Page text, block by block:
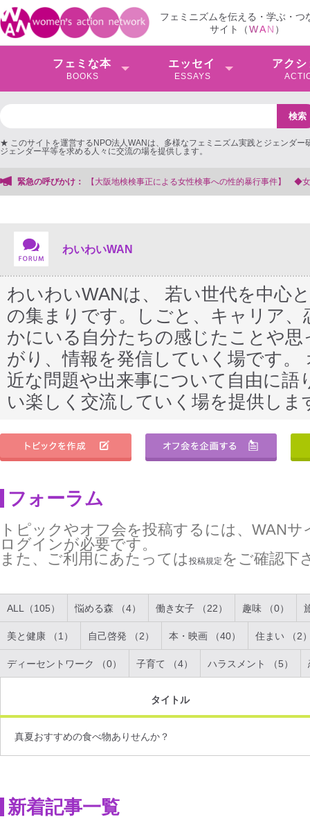
フェミニズムを伝える・学ぶ・つ
サイト（WAN ）
フェミな本
BOOKS
エッセイ
ESSAYS
アクシ
★ このサイトを運営するNPO法人WANは、多様なフェミニズム実践とジェンダー
ジェンダー平等を求める人々に交流の場を提供します。
緊急の呼びかけ：
大阪地検検事正による女性検事への性的暴行事件】 ◆女性検事を支援する会事
わいわいWAN
わいわいWANは、 若い世代を中心
の集まりです。しごと、キャリア
かにいる自分たちの感じたことや
がり、情報を発信していく場です
近な問題や出来事について自由に
い楽しく交流していく場を提供しま
フォーラム
トピックやオフ会を投稿するには、WAN
ログインが必要です。
また、ご利用にあたっては 投稿規定 をご確認下
ALL（105） 悩める森 （4） 働き女子 （22） 趣味 （0）
美と健康 （1） 自己啓発 （2） 本・映画 （40） 住まい （2
ディーセントワーク （0） 子育て （4） ハラスメント （5）
タイトル
真夏おすすめの食べ物ありせんか？
新着記事一覧